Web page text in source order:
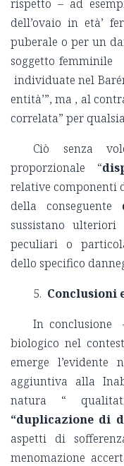
rispetto – ad
dell’ovaio in età’
puberale o per un
soggetto femminile
individuate nel
entità’”, ma , al
correlata” per
Ciò senza
proporzionale “
relative componenti
della conseguente
sussistano
peculiari o
dello specifico
5. Conclusioni
In conclusione
biologico nel
emerge l’evidente
aggiuntiva alla
natura “
“duplicazione di
aspetti di
menomazione